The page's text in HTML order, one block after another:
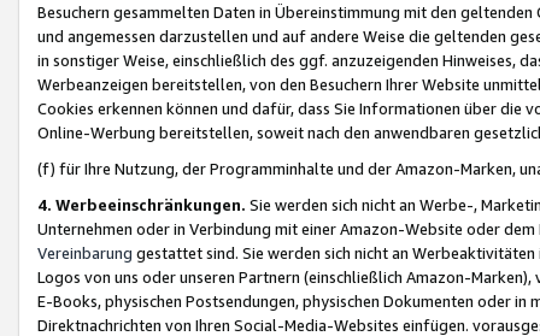
Besuchern gesammelten Daten in Übereinstimmung mit den
und angemessen darzustellen und auf andere Weise die geltenden
in sonstiger Weise, einschließlich des ggf. anzuzeigenden Hinweises,
Werbeanzeigen bereitstellen, von den Besuchern Ihrer Website
Cookies erkennen können und dafür, dass Sie Informationen über die
Online-Werbung bereitstellen, soweit nach den anwendbaren
(f) für Ihre Nutzung, der Programminhalte und der Amazon-Marken,
4. Werbeeinschränkungen. Sie werden sich nicht an Werbe-,
Unternehmen oder in Verbindung mit einer Amazon-Website oder
Vereinbarung gestattet sind. Sie werden sich nicht an
Logos von uns oder unseren Partnern (einschließlich Amazon-
E-Books, physischen Postsendungen, physischen Dokumenten oder in
Direktnachrichten von Ihren Social-Media-Websites einfügen.